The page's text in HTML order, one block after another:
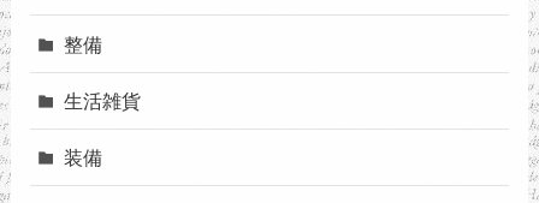
整備
生活雑貨
装備